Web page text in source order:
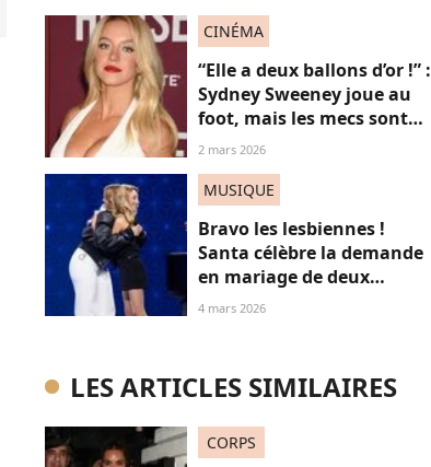
des femmes
CINÉMA
“Elle a deux ballons d’or !” :
Sydney Sweeney joue au
foot, mais les mecs sont
obsédés par ses seins (au
2 mars 2026
MUSIQUE
Bravo les lesbiennes !
Santa célèbre la demande
en mariage de deux
femmes en plein concert
4 mars 2026
LES ARTICLES SIMILAIRES
CORPS